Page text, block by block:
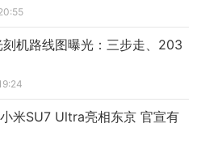
机路线图曝光：三步走、203
米SU7 Ultra亮相东京 官宣有